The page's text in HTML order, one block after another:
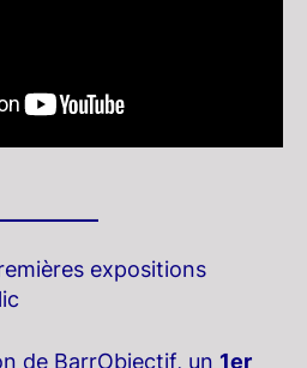
expositions
de BarrObjectif, un 1er